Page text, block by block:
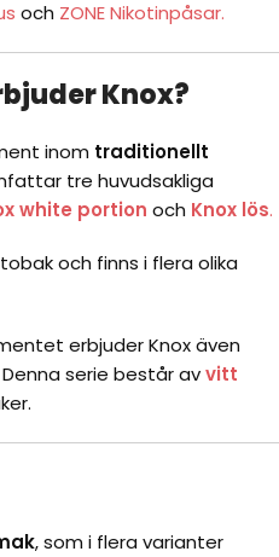
och ZONE Nikotinpåsar.
Knox?
inom traditionellt
tre huvudsakliga
white portion och Knox lös.
och finns i flera olika
erbjuder Knox även
Denna serie består avvitt
, som i flera varianter